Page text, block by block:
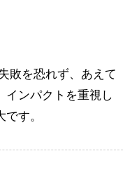
敗を恐れず、あえて
インパクトを重視し
す。